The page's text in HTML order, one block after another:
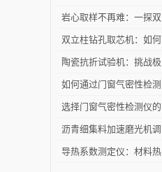
仪，需要注意哪些事项？
岩心取样不再难：一探双
立柱钻孔取芯机的奥秘
双立柱钻孔取芯机：如何
提高地质取样的精确度与
效率？
陶瓷抗折试验机：挑战极
限，提升可能
如何通过门窗气密性检测
仪节能？
选择门窗气密性检测仪的
关键因素是什么？
沥青细集料加速磨光机调
试完毕紧急发货
导热系数测定仪：材料热